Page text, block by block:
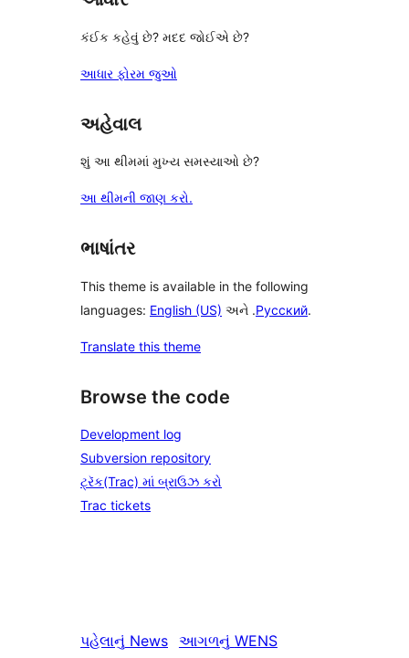
કંઈક કહેવું છે? મદદ જોઈએ છે?
આધાર ફોરમ જુઓ
અહેવાલ
શું આ થીમમાં મુખ્ય સમસ્યાઓ છે?
આ થીમની જાણ કરો.
ભાષાંતર
This theme is available in the following
languages: English (US) અને .Русский.
Translate this theme
Browse the code
Development log
Subversion repository
ટ્રૅક(Trac) માં બ્રાઉઝ કરો
Trac tickets
પહેલાનું News આગળનું WENS